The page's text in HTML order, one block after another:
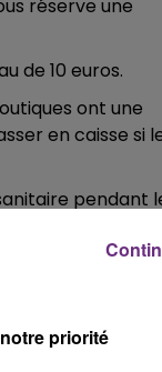
réserve une
de 10 euros.
ont une
en caisse si
pendant
priorité